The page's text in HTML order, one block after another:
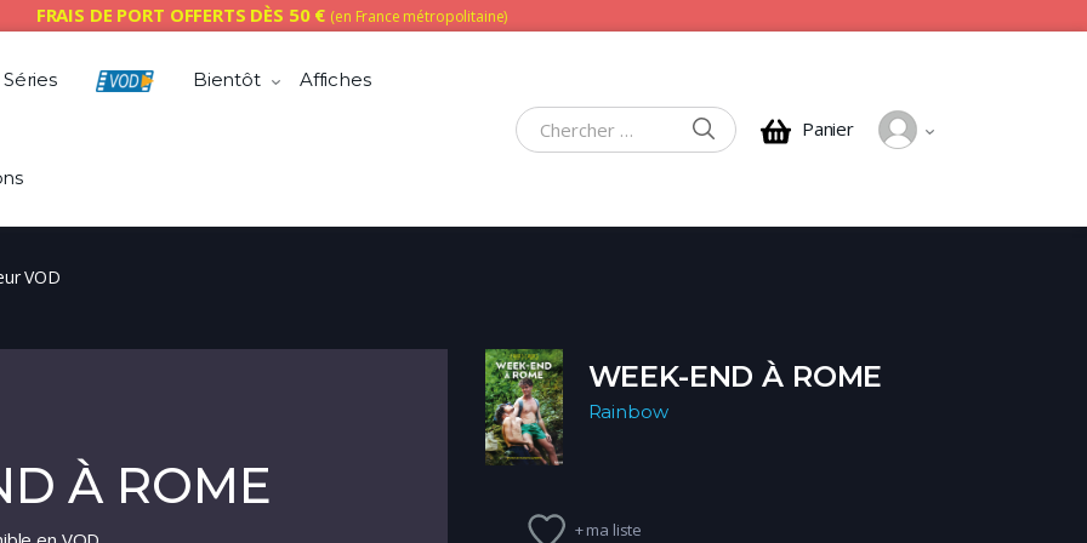
FRAIS DE PORT OFFERTS DÈS 50 € (en France métropolitaine)
Séries Bientôt Affiches
Chercher :
CHERCHERPanier
VOD
À ROME
WEEK-END À ROME
Rainbow
+ ma liste